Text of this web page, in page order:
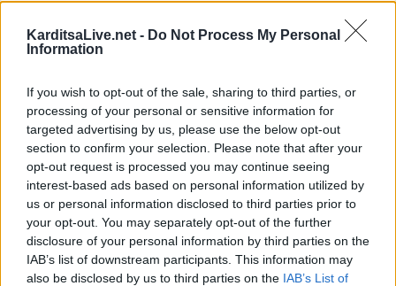
KarditsaLive.net - Do Not Process My Personal
Information
If you wish to opt-out of the sale, sharing to third parties, or
processing of your personal or sensitive information for
targeted advertising by us, please use the below opt-out
section to confirm your selection. Please note that after your
opt-out request is processed you may continue seeing
interest-based ads based on personal information utilized by
us or personal information disclosed to third parties prior to
your opt-out. You may separately opt-out of the further
disclosure of your personal information by third parties on the
IAB’s list of downstream participants. This information may
also be disclosed by us to third parties on the IAB’s List of
Στη Θεσσαλία οι υψηλότερες
θερμοκρασίες στη χώρα το Σάββατο 6
Ιουνίου
Η Θεσσαλία βρέθηκε στο επίκεντρο των υψηλών
θερμοκρασιών το Σάββατο 6 Ιουνίου, καταλαμβάνοντας τις